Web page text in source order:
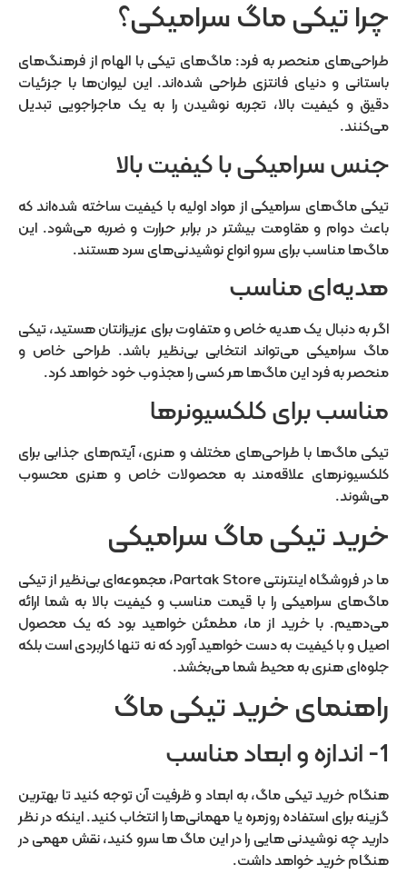
چرا تیکی ماگ سرامیکی؟
طراحی‌های منحصر به فرد: ماگ‌های تیکی با الهام از فرهنگ‌های
باستانی و دنیای فانتزی طراحی شده‌اند. این لیوان‌ها با جزئیات
دقیق و کیفیت بالا، تجربه نوشیدن را به یک ماجراجویی تبدیل
می‌کنند.
جنس سرامیکی با کیفیت بالا
تیکی ماگ‌های سرامیکی از مواد اولیه با کیفیت ساخته شده‌اند که
باعث دوام و مقاومت بیشتر در برابر حرارت و ضربه می‌شود. این
ماگ‌ها مناسب برای سرو انواع نوشیدنی‌های سرد هستند.
هدیه‌ای مناسب
اگر به دنبال یک هدیه خاص و متفاوت برای عزیزانتان هستید، تیکی
ماگ سرامیکی می‌تواند انتخابی بی‌نظیر باشد. طراحی خاص و
منحصر به فرد این ماگ‌ها هر کسی را مجذوب خود خواهد کرد.
مناسب برای کلکسیونرها
تیکی ماگ‌ها با طراحی‌های مختلف و هنری، آیتم‌های جذابی برای
کلکسیونرهای علاقه‌مند به محصولات خاص و هنری محسوب
می‌شوند.
خرید تیکی ماگ سرامیکی
ما در فروشگاه اینترنتی Partak Store، مجموعه‌ای بی‌نظیر از تیکی
ماگ‌های سرامیکی را با قیمت مناسب و کیفیت بالا به شما ارائه
می‌دهیم. با خرید از ما، مطمئن خواهید بود که یک محصول
اصیل و با کیفیت به دست خواهید آورد که نه تنها کاربردی است بلکه
جلوه‌ای هنری به محیط شما می‌بخشد.
راهنمای خرید تیکی ماگ
1- اندازه و ابعاد مناسب
هنگام خرید تیکی ماگ، به ابعاد و ظرفیت آن توجه کنید تا بهترین
گزینه برای استفاده روزمره یا مهمانی‌ها را انتخاب کنید. اینکه در نظر
دارید چه نوشیدنی هایی را در این ماگ ها سرو کنید، نقش مهمی در
هنگام خرید خواهد داشت.